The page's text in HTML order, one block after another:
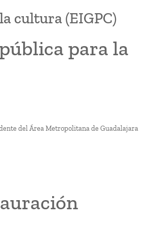
cultura (EIGPC)
para la
del Área Metropolitana de Guadalajara